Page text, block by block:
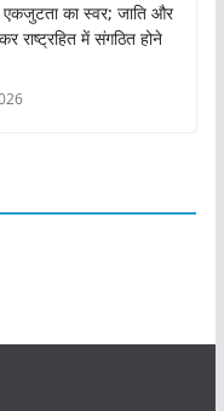
का स्वर; जाति और
राष्ट्रहित में संगठित होने